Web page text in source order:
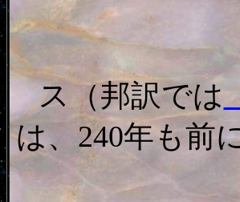
ス（邦訳では
は、240年も前